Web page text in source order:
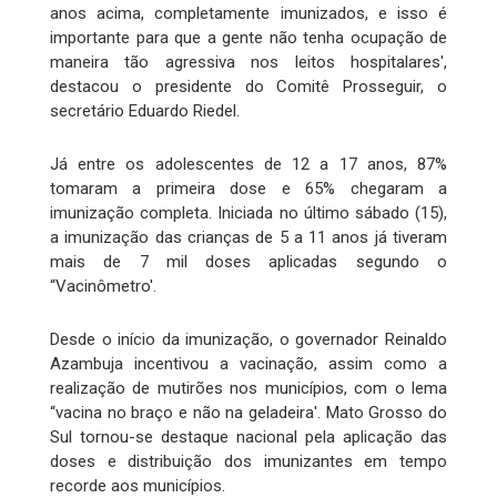
anos acima, completamente imunizados, e isso é
importante para que a gente não tenha ocupação de
maneira tão agressiva nos leitos hospitalares',
destacou o presidente do Comitê Prosseguir, o
secretário Eduardo Riedel.
Já entre os adolescentes de 12 a 17 anos, 87%
tomaram a primeira dose e 65% chegaram a
imunização completa. Iniciada no último sábado (15),
a imunização das crianças de 5 a 11 anos já tiveram
mais de 7 mil doses aplicadas segundo o
“Vacinômetro'.
Desde o início da imunização, o governador Reinaldo
Azambuja incentivou a vacinação, assim como a
realização de mutirões nos municípios, com o lema
“vacina no braço e não na geladeira'. Mato Grosso do
Sul tornou-se destaque nacional pela aplicação das
doses e distribuição dos imunizantes em tempo
recorde aos municípios.